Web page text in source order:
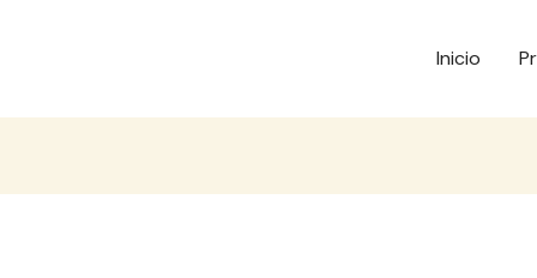
Inicio